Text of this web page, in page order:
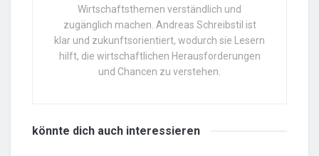
Wirtschaftsthemen verständlich und
zugänglich machen. Andreas Schreibstil ist
klar und zukunftsorientiert, wodurch sie Lesern
hilft, die wirtschaftlichen Herausforderungen
und Chancen zu verstehen.
könnte dich auch interessieren